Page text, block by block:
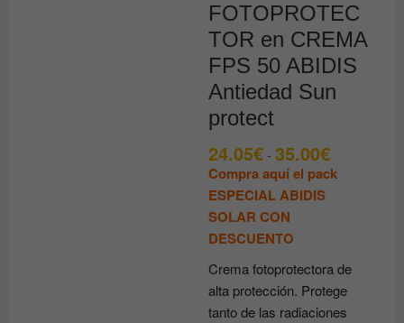
FOTOPROTEC
TOR en CREMA
FPS 50 ABIDIS
Antiedad Sun
protect
24.05€ - 35.00€Rango
de
precios:
Compra aquí el pack
ESPECIAL ABIDIS
SOLAR CON
DESCUENTO
Crema fotoprotectora de
alta protección. Protege
tanto de las radiaciones